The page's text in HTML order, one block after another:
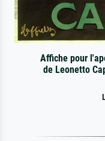
Affiche pour
de Leonetto